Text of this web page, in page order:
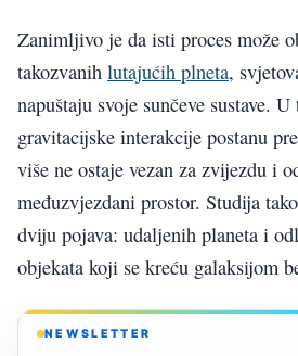
Zanimljivo je da isti proces može
takozvanih lutajućih plneta,
napuštaju svoje sunčeve sustave.
gravitacijske interakcije postanu
više ne ostaje vezan za zvijezdu i
međuzvjezdani prostor. Studija
dviju pojava: udaljenih planeta i
objekata koji se kreću galaksijom
NEWSLETTER